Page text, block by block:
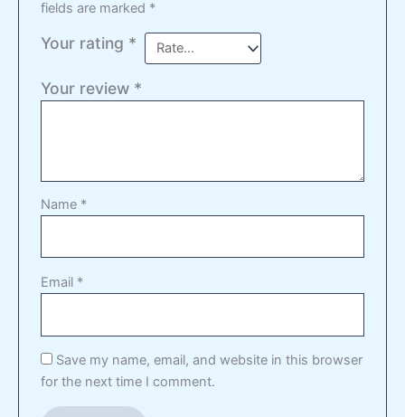
fields are marked *
Your rating *
Your review *
Name *
Email *
Save my name, email, and website in this browser
for the next time I comment.